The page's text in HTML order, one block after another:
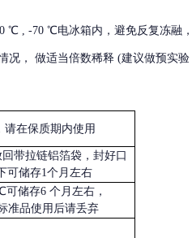
℃ , -70 ℃电冰箱内，避免反复冻融，
况， 做适当倍数稀释 (建议做预实验
在保质期内使用
带拉链铝箔袋，封好口
可储存1个月左右
可储存6 个月左右，
准品使用后请丢弃